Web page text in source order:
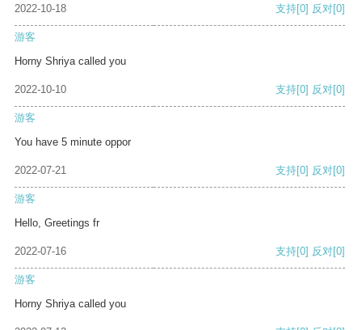
2022-10-18 支持[0] 反对[0]
游客
Horny Shriya called you
2022-10-10 支持[0] 反对[0]
游客
You have 5 minute oppor
2022-07-21 支持[0] 反对[0]
游客
Hello, Greetings fr
2022-07-16 支持[0] 反对[0]
游客
Horny Shriya called you